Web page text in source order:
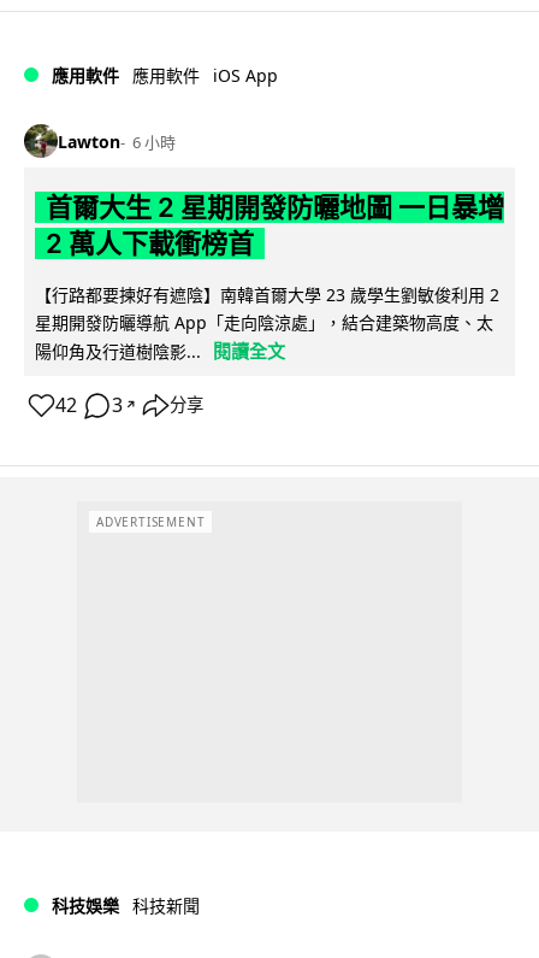
應用軟件 應用軟件 iOS App
Lawton 6 小時
首爾大生 2 星期開發防曬地圖 一日暴增
2 萬人下載衝榜首
【行路都要揀好有遮陰】南韓首爾大學 23 歲學生劉敏俊利用 2
星期開發防曬導航 App「走向陰涼處」，結合建築物高度、太
陽仰角及行道樹陰影...
閱讀全文
42 3 ↗ 分享
ADVERTISEMENT
科技娛樂 科技新聞